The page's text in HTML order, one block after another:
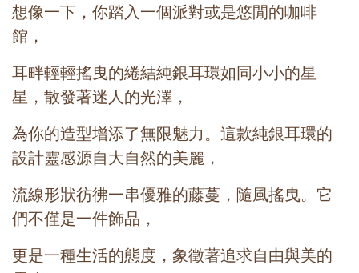
想像一下，你踏入一個派對或是悠閒的咖啡
館，
耳畔輕輕搖曳的綣結純銀耳環如同小小的星
星，散發著迷人的光澤，
為你的造型增添了無限魅力。這款純銀耳環的
設計靈感源自大自然的美麗，
流線形狀彷彿一串優雅的藤蔓，隨風搖曳。它
們不僅是一件飾品，
更是一種生活的態度，象徵著追求自由與美的